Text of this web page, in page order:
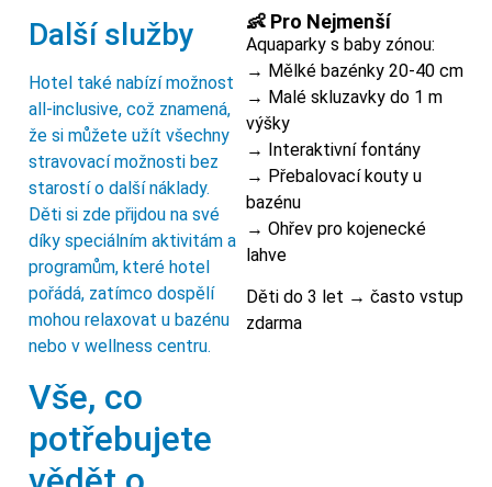
Další služby
Hotel také nabízí možnost
all-inclusive, což znamená,
že si můžete užít všechny
stravovací možnosti bez
starostí o další náklady.
Děti si zde přijdou na své
díky speciálním aktivitám a
programům, které hotel
pořádá, zatímco dospělí
mohou relaxovat u bazénu
nebo v wellness centru.
Vše, co
potřebujete
👶 Pro Nejmenší
Aquaparky s baby zónou:
→ Mělké bazénky 20-40 cm
→ Malé skluzavky do 1 m
výšky
→ Interaktivní fontány
→ Přebalovací kouty u
bazénu
→ Ohřev pro kojenecké
lahve
Děti do 3 let → často vstup
zdarma